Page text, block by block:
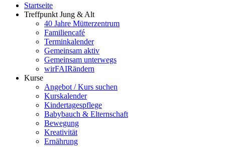
Startseite
Treffpunkt Jung & Alt
40 Jahre Mütterzentrum
Familiencafé
Terminkalender
Gemeinsam aktiv
Gemeinsam unterwegs
wirFAIRändern
Kurse
Angebot / Kurs suchen
Kurskalender
Kindertagespflege
Babybauch & Elternschaft
Bewegung
Kreativität
Ernährung